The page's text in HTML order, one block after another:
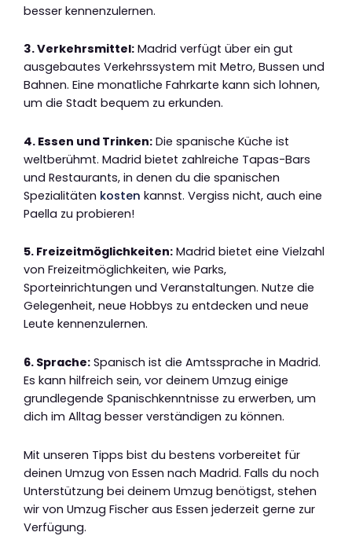
besser kennenzulernen.
3. Verkehrsmittel: Madrid verfügt über ein gut
ausgebautes Verkehrssystem mit Metro, Bussen und
Bahnen. Eine monatliche Fahrkarte kann sich lohnen,
um die Stadt bequem zu erkunden.
4. Essen und Trinken: Die spanische Küche ist
weltberühmt. Madrid bietet zahlreiche Tapas-Bars
und Restaurants, in denen du die spanischen
Spezialitäten kosten kannst. Vergiss nicht, auch eine
Paella zu probieren!
5. Freizeitmöglichkeiten: Madrid bietet eine Vielzahl
von Freizeitmöglichkeiten, wie Parks,
Sporteinrichtungen und Veranstaltungen. Nutze die
Gelegenheit, neue Hobbys zu entdecken und neue
Leute kennenzulernen.
6. Sprache: Spanisch ist die Amtssprache in Madrid.
Es kann hilfreich sein, vor deinem Umzug einige
grundlegende Spanischkenntnisse zu erwerben, um
dich im Alltag besser verständigen zu können.
Mit unseren Tipps bist du bestens vorbereitet für
deinen Umzug von Essen nach Madrid. Falls du noch
Unterstützung bei deinem Umzug benötigst, stehen
wir von Umzug Fischer aus Essen jederzeit gerne zur
Verfügung.